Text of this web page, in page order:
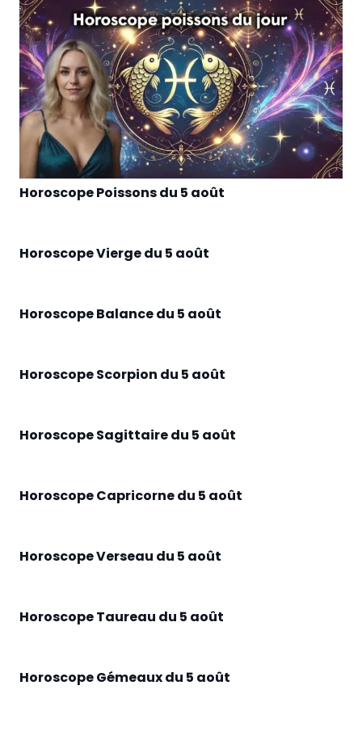
Horoscope Poissons du 5 août
Horoscope Vierge du 5 août
Horoscope Balance du 5 août
Horoscope Scorpion du 5 août
Horoscope Sagittaire du 5 août
Horoscope Capricorne du 5 août
Horoscope Verseau du 5 août
Horoscope Taureau du 5 août
Horoscope Gémeaux du 5 août